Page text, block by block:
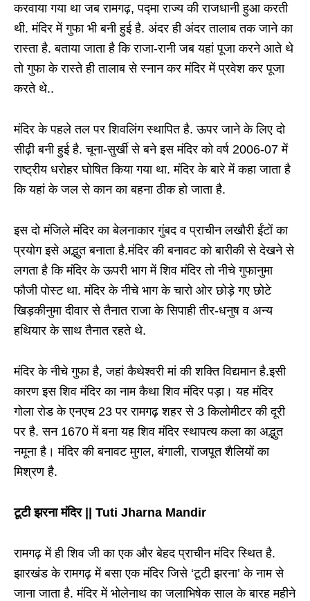
करवाया गया था जब रामगढ़, पद्मा राज्य की राजधानी हुआ करती
थी. मंदिर में गुफा भी बनी हुई है. अंदर ही अंदर तालाब तक जाने का
रास्ता है. बताया जाता है कि राजा-रानी जब यहां पूजा करने आते थे
तो गुफा के रास्ते ही तालाब से स्नान कर मंदिर में प्रवेश कर पूजा
करते थे..
मंदिर के पहले तल पर शिवलिंग स्थापित है. ऊपर जाने के लिए दो
सीढ़ी बनी हुई है. चूना-सुर्खी से बने इस मंदिर को वर्ष 2006-07 में
राष्ट्रीय धरोहर घोषित किया गया था. मंदिर के बारे में कहा जाता है
कि यहां के जल से कान का बहना ठीक हो जाता है.
इस दो मंजिले मंदिर का बेलनाकार गुंबद व प्राचीन लखौरी ईंटों का
प्रयोग इसे अद्भुत बनाता है.मंदिर की बनावट को बारीकी से देखने से
लगता है कि मंदिर के ऊपरी भाग में शिव मंदिर तो नीचे गुफानुमा
फौजी पोस्ट था. मंदिर के नीचे भाग के चारो ओर छोड़े गए छोटे
खिड़कीनुमा दीवार से तैनात राजा के सिपाही तीर-धनुष व अन्य
हथियार के साथ तैनात रहते थे.
मंदिर के नीचे गुफा है, जहां कैथेश्वरी मां की शक्ति विद्यमान है.इसी
कारण इस शिव मंदिर का नाम कैथा शिव मंदिर पड़ा। यह मंदिर
गोला रोड के एनएच 23 पर रामगढ़ शहर से 3 किलोमीटर की दूरी
पर है. सन 1670 में बना यह शिव मंदिर स्थापत्य कला का अद्भुत
नमूना है। मंदिर की बनावट मुगल, बंगाली, राजपूत शैलियों का
मिश्रण है.
टूटी झरना मंदिर || Tuti Jharna Mandir
रामगढ़ में ही शिव जी का एक और बेहद प्राचीन मंदिर स्थित है.
झारखंड के रामगढ़ में बसा एक मंदिर जिसे ‘टूटी झरना’ के नाम से
जाना जाता है. मंदिर में भोलेनाथ का जलाभिषेक साल के बारह महीने